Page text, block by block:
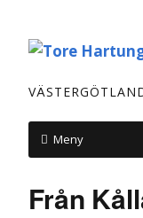
Meny
Från